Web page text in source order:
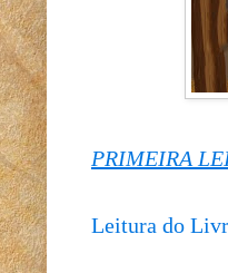
PRIMEIRA
Leitura do